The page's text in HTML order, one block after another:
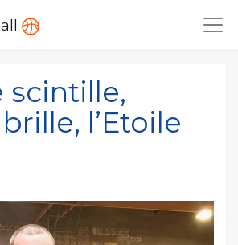
scintille,
l’Etoile